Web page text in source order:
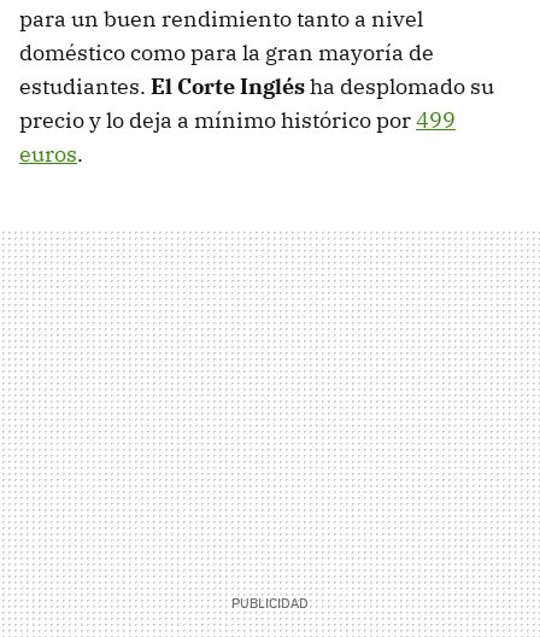
para un buen rendimiento tanto a nivel
doméstico como para la gran mayoría de
estudiantes. El Corte Inglésha desplomado su
precio y lo deja a mínimo histórico por499
euros.